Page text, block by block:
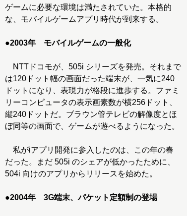
ゲームに必要な環境は満たされていた。本格的
な、モバイルゲームアプリ時代が到来する。
●2003年 モバイルゲームの一般化
NTTドコモが、505i シリーズを発売。それまで
は120ドット幅の画面だった端末が、一気に240
ドットになり、表現力が格段に進歩する。ファミ
リーコンピュータの表示画素数が横256ドット、
縦240ドットだ。ブラウン管テレビの解像度とほ
ぼ同等の画面で、ゲームが遊べるようになった。
私がiアプリ開発に参入したのは、この年の春
だった。まだ 505i のシェアが低かったために、
504i 向けのアプリからリリースを始めた。
●2004年 3G端末、パケット定額制の登場